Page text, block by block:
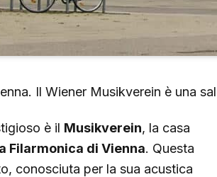
Il Wiener Musikverein è una
è il Musikverein, la casa
Filarmonica di Vienna. Questa
conosciuta per la sua acustica